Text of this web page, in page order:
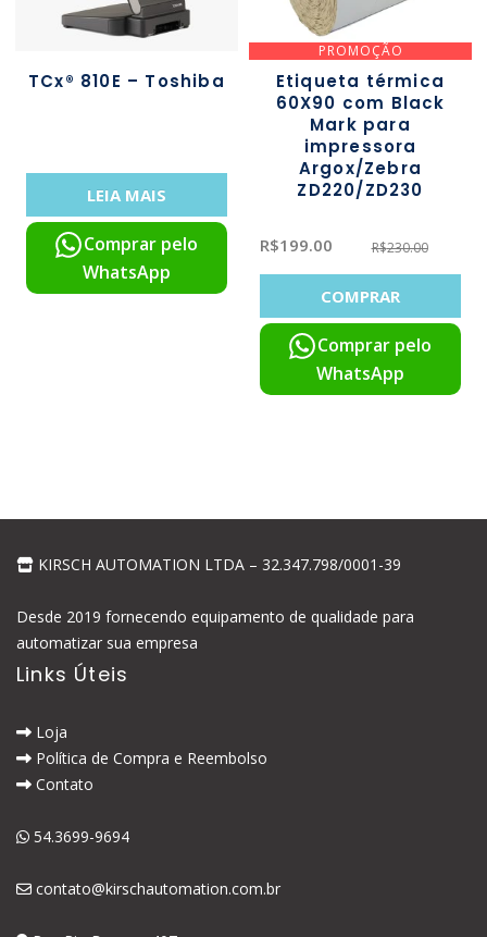
TCx® 810E – Toshiba
LEIA MAIS
Comprar pelo
WhatsApp
PROMOÇÃO
Etiqueta térmica
60X90 com Black
Mark para
impressora
Argox/Zebra
ZD220/ZD230
R$230.00
R$199.00
COMPRAR
Comprar pelo
WhatsApp
KIRSCH AUTOMATION LTDA – 32.347.798/0001-39
Desde 2019 fornecendo equipamento de qualidade para
automatizar sua empresa
Links Úteis
Loja
Política de Compra e Reembolso
Contato
54.3699-9694
contato@kirschautomation.com.br